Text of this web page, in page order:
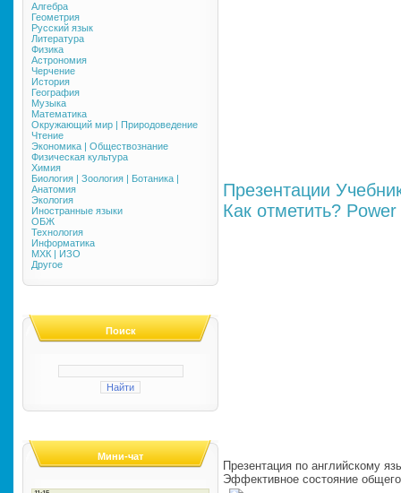
Алгебра
Геометрия
Русский язык
Литература
Физика
Астрономия
Черчение
История
География
Музыка
Математика
Окружающий мир | Природоведение
Чтение
Экономика | Обществознание
Физическая культура
Химия
Биология | Зоология | Ботаника |
Анатомия
Экология
Иностранные языки
ОБЖ
Технология
Информатика
МХК | ИЗО
Другое
Поиск
Мини-чат
Презентации
Как отметить?
Презентация по английскому
Эффективное состояние